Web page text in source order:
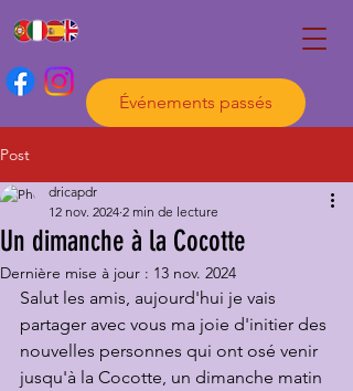
Événements passés
Post
Un dimanche à la Cocotte
dricapdr
12 nov. 2024 2 min de lecture
Dernière mise à jour : 13 nov. 2024
Salut les amis, aujourd'hui je vais
partager avec vous ma joie d'initier des
nouvelles personnes qui ont osé venir
jusqu'à la Cocotte, un dimanche matin